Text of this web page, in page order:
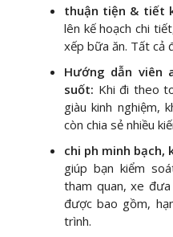
thuận tiện & tiết
lên kế hoạch chi
xếp bữa ăn. Tất cả
Hướng dẫn viên
suốt: Khi đi theo
giàu kinh nghiệm,
còn chia sẻ nhiều
chi ph minh bạch,
giúp bạn kiểm
tham quan, xe
được bao gồm,
trình.